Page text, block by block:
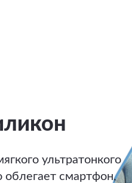
ультратонкого
смартфон,